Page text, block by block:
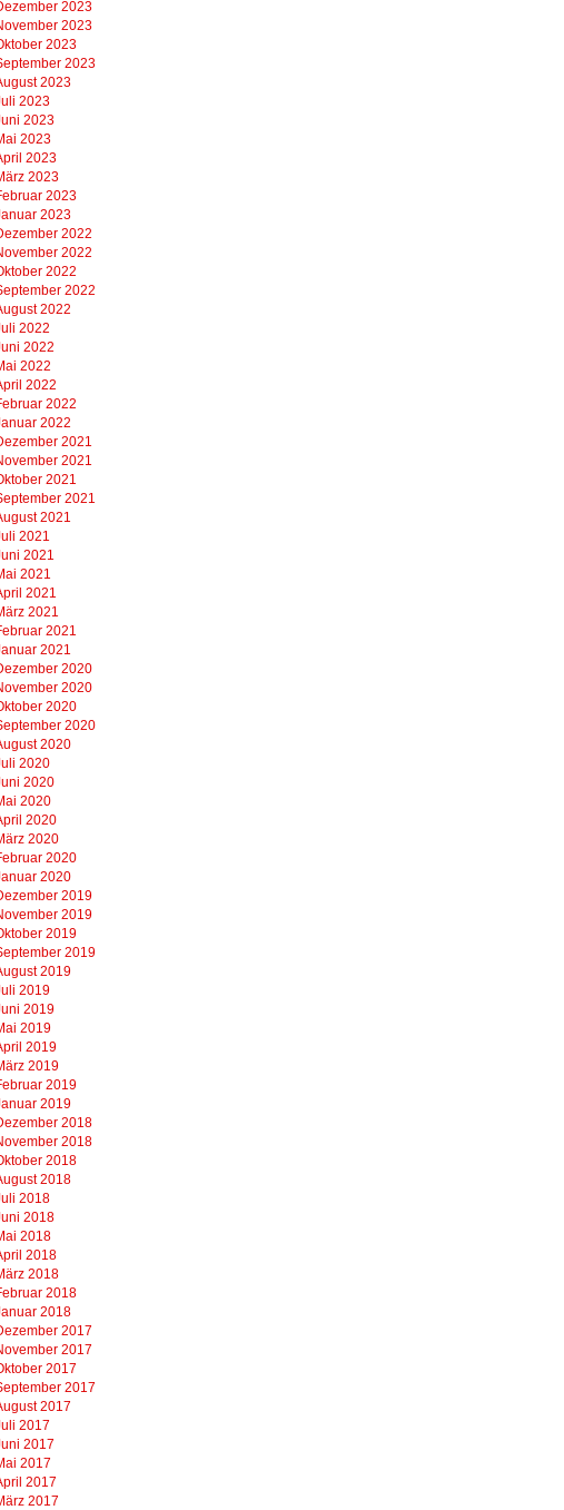
2023
2023
2023
2023
2023
2023
2023
2023
2023
2023
2023
2023
2022
2022
2022
2022
2022
2022
2022
2022
2022
2022
2022
2021
2021
2021
2021
2021
2021
2021
2021
2021
2021
2021
2021
2020
2020
2020
2020
2020
2020
2020
2020
2020
2020
2020
2020
2019
2019
2019
2019
2019
2019
2019
2019
2019
2019
2019
2019
2018
2018
2018
2018
2018
2018
2018
2018
2018
2018
2018
2017
2017
2017
2017
2017
2017
2017
2017
2017
2017